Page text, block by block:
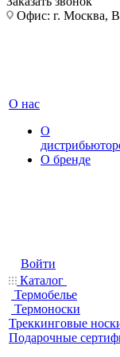
Офис: г. Москва,
О нас
О
О бренде
Войти
Каталог
Термобелье
Термоноски
Треккинговые
Подарочные